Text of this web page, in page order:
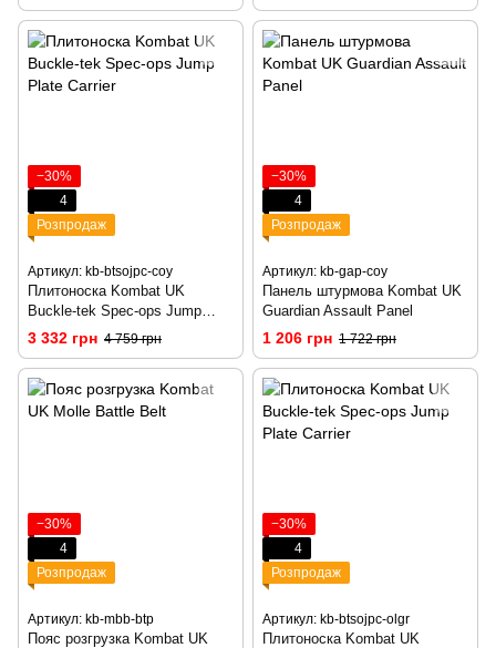
−30%
4
Розпродаж
Артикул: kb-btsojpc-coy
Плитоноска Kombat UK
Buckle-tek Spec-ops Jump
Plate Carrier
3 332 грн 4 759 грн
−30%
4
Розпродаж
Артикул: kb-gap-coy
Панель штурмова Kombat UK
Guardian Assault Panel
1 206 грн 1 722 грн
−30%
4
Розпродаж
Артикул: kb-mbb-btp
Пояс розгрузка Kombat UK
−30%
4
Розпродаж
Артикул: kb-btsojpc-olgr
Плитоноска Kombat UK